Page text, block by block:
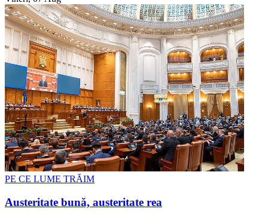
PE CE LUME TRĂIM
Austeritate bună, austeritate rea